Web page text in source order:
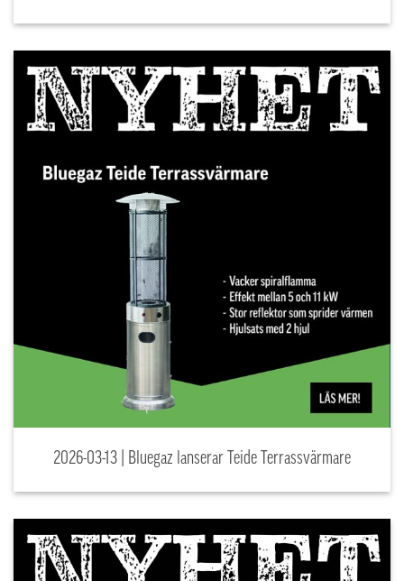
2026-03-13 | Bluegaz lanserar Teide Terrassvärmare